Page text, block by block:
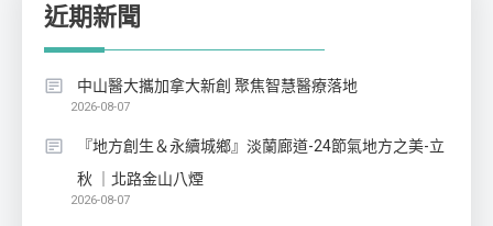
近期新聞
中山醫大攜加拿大新創 聚焦智慧醫療落地
2026-08-07
『地方創生＆永續城鄉』淡蘭廊道-24節氣地方之美-立
秋 ｜北路金山八煙
2026-08-07